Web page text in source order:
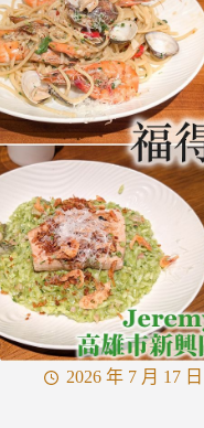
2026 年 7 月 17 日